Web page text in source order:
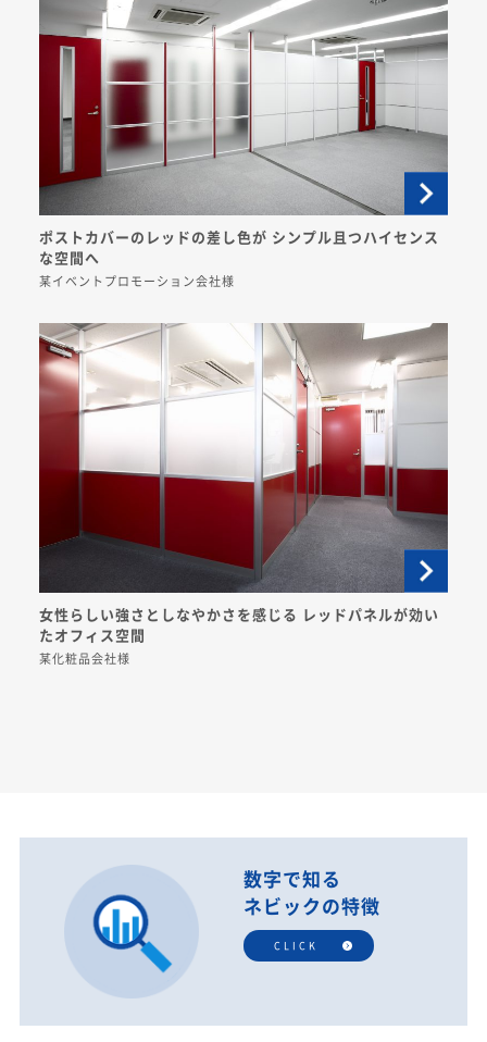
ポストカバーのレッドの差し色が シンプル且つハイセンス
な空間へ
某イベントプロモーション会社様
女性らしい強さとしなやかさを感じる レッドパネルが効い
たオフィス空間
某化粧品会社様
数字で知る
ネビックの特徴
CLICK